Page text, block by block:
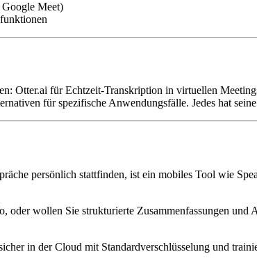
Meet)
Otter.ai für Echtzeit-Transkription in virtuellen
für spezifische Anwendungsfälle. Jedes hat
persönlich stattfinden, ist ein mobiles Tool wie
oder wollen Sie strukturierte Zusammenfassungen
in der Cloud mit Standardverschlüsselung und